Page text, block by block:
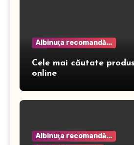
Albinuţa recomandă...
Cele mai căutate
online
Albinuţa recomandă...